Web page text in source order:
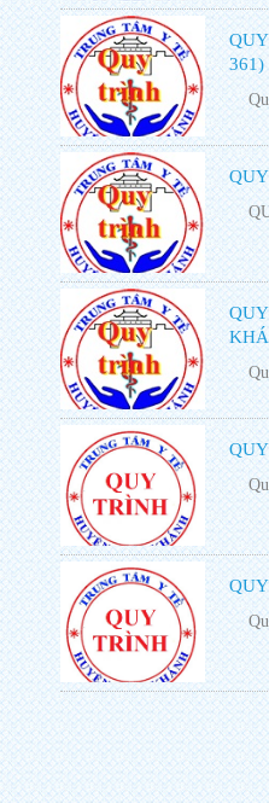
361)
Quy
Quy
Quy
Quy